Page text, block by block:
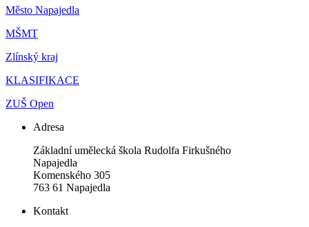
Město Napajedla
MŠMT
Zlínský kraj
KLASIFIKACE
ZUŠ Open
Adresa
Základní umělecká škola Rudolfa Firkušného
Napajedla
Komenského 305
763 61 Napajedla
Kontakt